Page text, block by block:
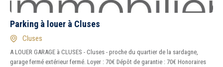
Parking à louer à Cluses
Cluses
A LOUER GARAGE à CLUSES - Cluses - proche du quartier de la sardagne,
garage fermé extérieur fermé. Loyer : 70€ Dépôt de garantie : 70€ Honoraires